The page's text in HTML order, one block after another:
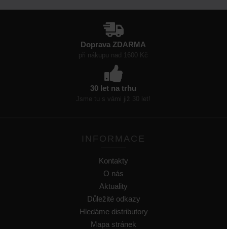
Doprava ZDARMA
při nákupu nad 1600 Kč
30 let na trhu
Jsme tu s vámi již 30 let!
INFORMACE
Kontakty
O nás
Aktuality
Důležité odkazy
Hledáme distributory
Mapa stránek